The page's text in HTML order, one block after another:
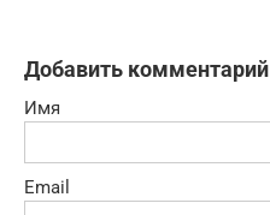
Добавить комментарий
Имя
Email